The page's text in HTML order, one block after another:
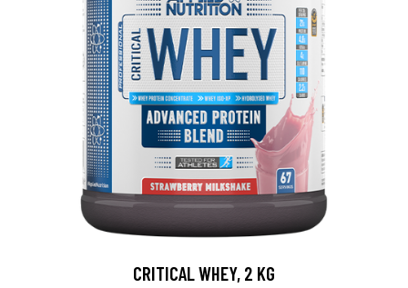
CRITICAL WHEY, 2 KG